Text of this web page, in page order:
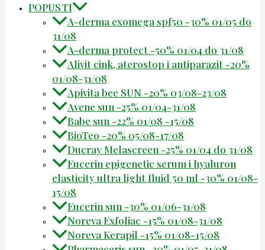
POPUSTI
A-derma exomega spf50 -30% 01/05 do
31/08
A-derma protect -50% 01/04 do 31/08
Alivit cink, aterostop i antiparazit -20%
01/08-31/08
Apivita bee SUN -20% 03/08-23/08
Avene sun -25% 01/04-31/08
Babe sun -22% 01/08 -15/08
BioTeo -20% 05/08-17/08
Ducray Melascreen -25% 01/04 do 31/08
Eucerin epigenetic serum i hyaluron
elasticity ultra light fluid 50 ml -30% 01/08-
15/08
Eucerin sun -30% 01/06-31/08
Noreva Exfoliac -15% 01/08-31/08
Noreva Kerapil -15% 01/08-15/08